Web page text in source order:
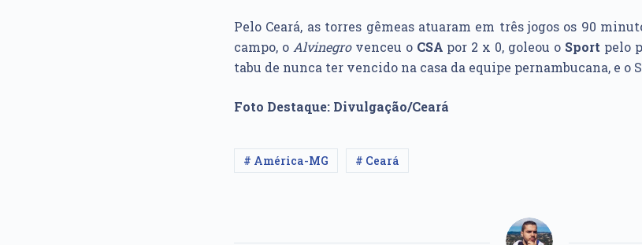
Pelo Ceará, as torres gêmeas atuaram em três jogos os 90
campo, o Alvinegrovenceu o CSA por 2 x 0, goleou o Sport pelo
tabu de nunca ter vencido na casa da equipe pernambucana, e o
Foto Destaque: Divulgação/Ceará
# América-MG # Ceará